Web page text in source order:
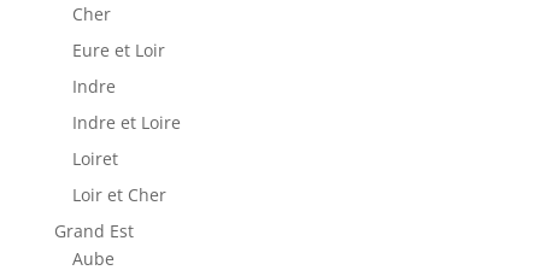
Cher
Eure et Loir
Indre
Indre et Loire
Loiret
Loir et Cher
Grand Est
Aube